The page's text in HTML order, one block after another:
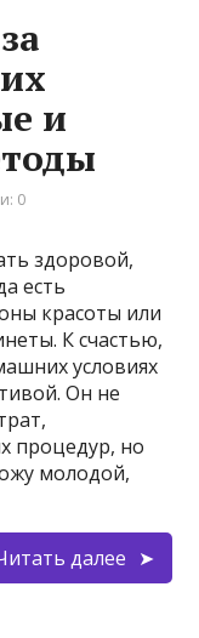
и
0
здоровой,
есть
красоты или
К счастью,
условиях
Он не
процедур, но
молодой,
далее